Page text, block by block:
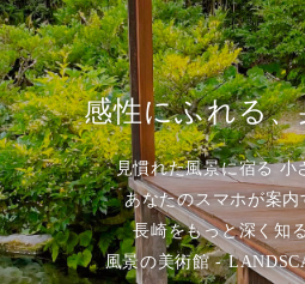
感性にふれる
見慣れた風景に宿る 小
あなたのスマホが案
長崎をもっと深く知
風景の美術館 -